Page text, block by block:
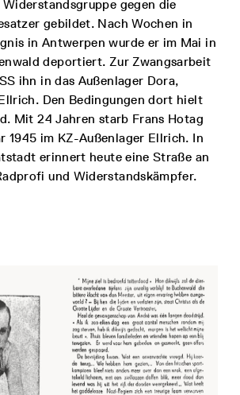
gegen die
gebildet. Nach Wochen in
in Antwerpen wurde er im Mai in
deportiert. Zur Zwangsarbeit
ihn in das Außenlager Dora,
Den Bedingungen dort hielt
Mit 24 Jahren starb Frans Hotag
1945 im KZ-Außenlager Ellrich. In
erinnert heute eine Straße an
und Widerstandskämpfer.